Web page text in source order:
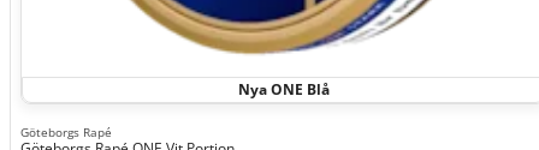
Nya ONE Blå
Göteborgs Rapé